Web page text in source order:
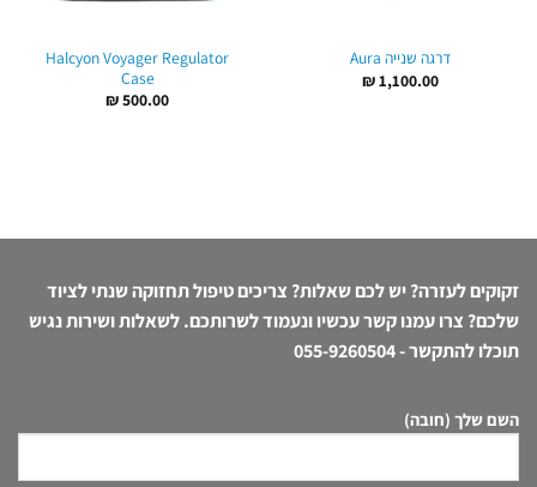
דרגה שנייה Aura
₪1,100.00
Halcyon Voyager Regulator
Case
₪500.00
זקוקים לעזרה? יש לכם שאלות? צריכים טיפול תחזוקה שנתי לציוד
שלכם? צרו עמנו קשר עכשיו ונעמוד לשרותכם. לשאלות ושירות נגיש
תוכלו להתקשר -055-9260504
השם שלך (חובה)